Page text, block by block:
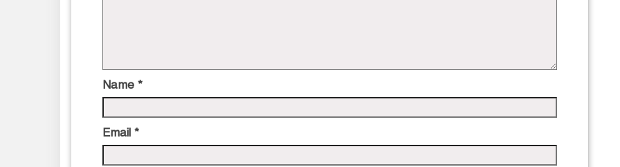
Name *
Email *